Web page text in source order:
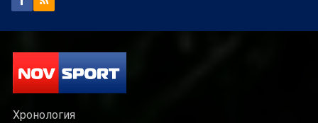
Хронология